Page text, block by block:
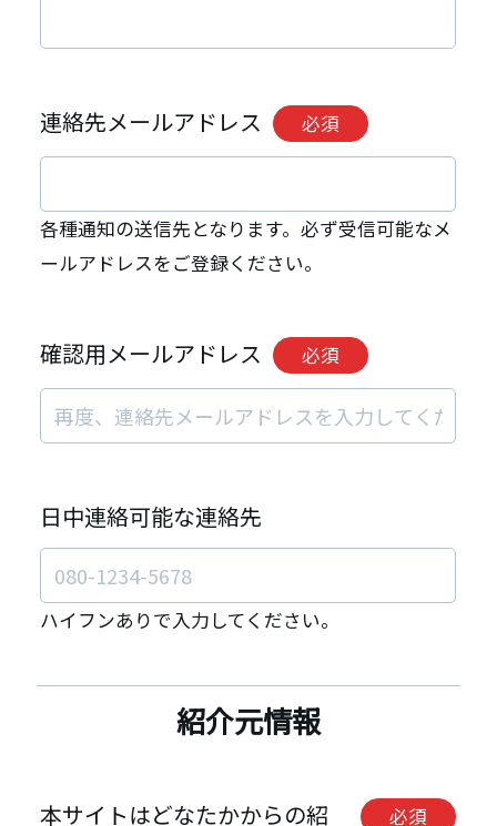
連絡先メールアドレス 必須
各種通知の送信先となります。必ず受信可能なメ
ールアドレスをご登録ください。
確認用メールアドレス 必須
日中連絡可能な連絡先
ハイフンありで入力してください。
紹介元情報
本サイトはどなたかからの紹
必須